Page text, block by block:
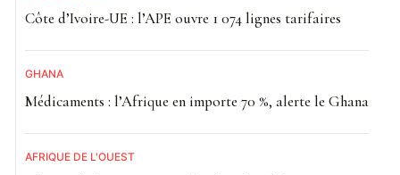
Côte d’Ivoire-UE : l’APE ouvre 1 074 lignes tarifaires
GHANA
Médicaments : l’Afrique en importe 70 %, alerte le Ghana
AFRIQUE DE L'OUEST